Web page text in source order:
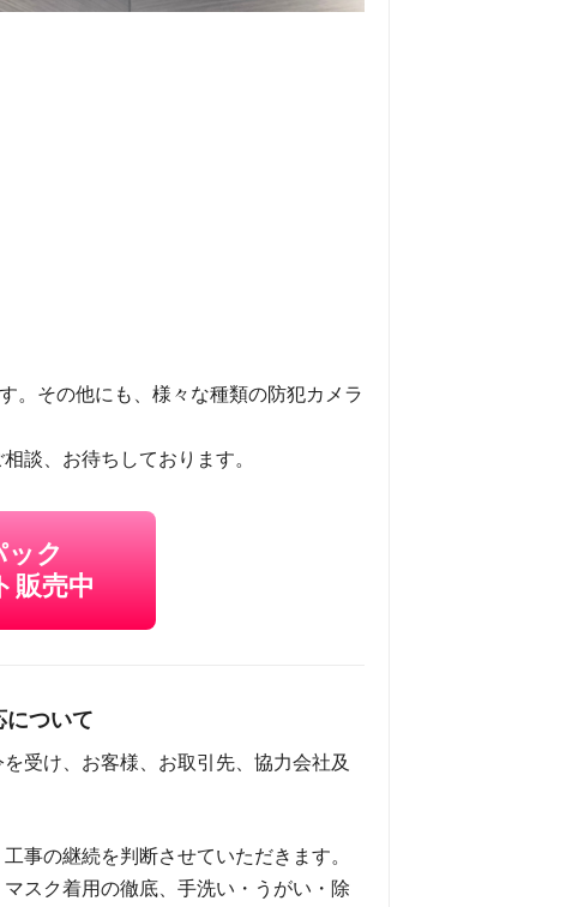
。その他にも、様々な種類の防犯カメラ
談、お待ちしております。
ック
販売中
について
受け、お客様、お取引先、協力会社及
事の継続を判断させていただきます。
スク着用の徹底、手洗い・うがい・除